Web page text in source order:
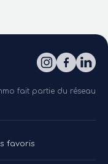
fait partie du réseau
favoris